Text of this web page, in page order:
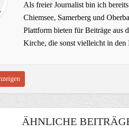
Als freier Journalist bin ich
Chiemsee, Samerberg und
Plattform bieten für Beiträge aus
Kirche, die sonst vielleicht in den
ÄHNLICHE